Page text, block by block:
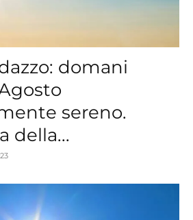
domani
sereno.
della...